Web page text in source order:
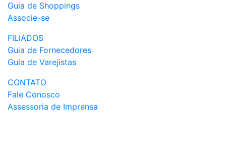
Guia de Shoppings
Associe-se
FILIADOS
Guia de Fornecedores
Guia de Varejistas
CONTATO
Fale Conosco
Assessoria de Imprensa